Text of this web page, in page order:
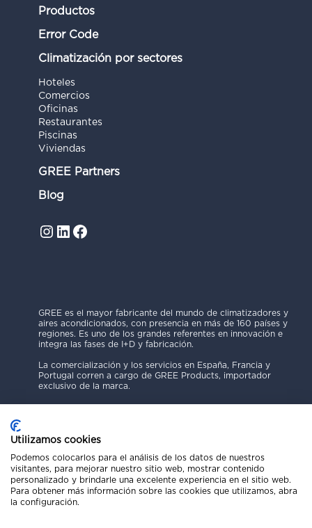
Productos
Error Code
Climatización por sectores
Hoteles
Comercios
Oficinas
Restaurantes
Piscinas
Viviendas
GREE Partners
Blog
Instagram
LinkedIn
Facebook
GREE es el mayor fabricante del mundo de climatizadores y
aires acondicionados, con presencia en más de 160 países y
regiones. Es uno de los grandes referentes en innovación e
integra las fases de I+D y fabricación.
La comercialización y los servicios en España, Francia y
Portugal corren a cargo de GREE Products, importador
exclusivo de la marca.
Política de Privacidad
Aviso Legal
Código Ético
Utilizamos cookies
Podemos colocarlos para el análisis de los datos de nuestros
visitantes, para mejorar nuestro sitio web, mostrar contenido
personalizado y brindarle una excelente experiencia en el sitio web.
Para obtener más información sobre las cookies que utilizamos, abra
la configuración.